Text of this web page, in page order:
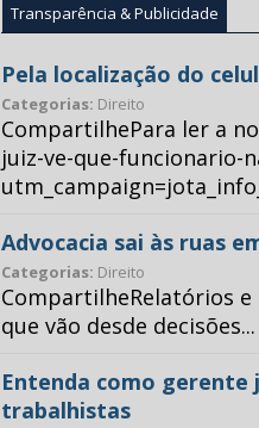
Transparência & Publicidade
Pela localização do
Categorias: Direito
CompartilhePara ler a
juiz-ve-que-funcionario-
Advocacia sai às ruas
Categorias: Direito
CompartilheRelatórios e
que vão desde decisões...
Entenda como gerente
trabalhistas